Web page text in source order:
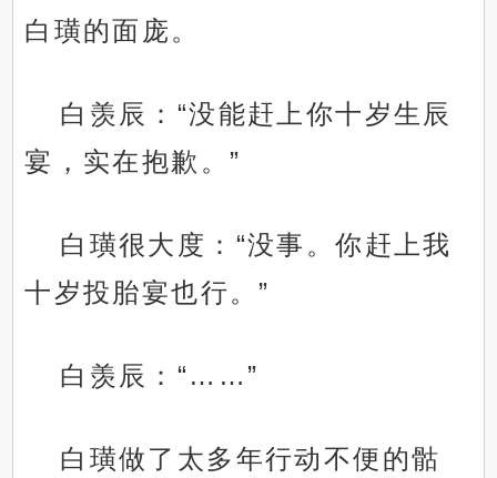
白璜的面庞。
白羡辰：“没能赶上你十岁生辰
宴，实在抱歉。”
白璜很大度：“没事。你赶上我
十岁投胎宴也行。”
白羡辰：“……”
白璜做了太多年行动不便的骷